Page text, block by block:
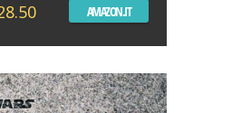
AMAZON.IT